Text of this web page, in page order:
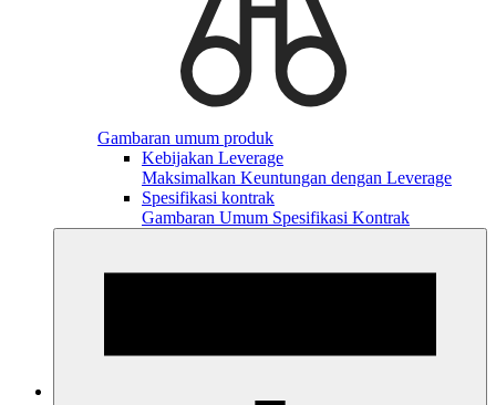
Gambaran umum produk
Kebijakan Leverage
Maksimalkan Keuntungan dengan Leverage
Spesifikasi kontrak
Gambaran Umum Spesifikasi Kontrak